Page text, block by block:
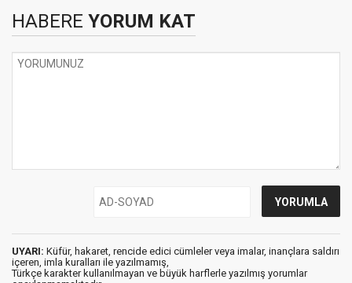
HABERE YORUM KAT
UYARI: Küfür, hakaret, rencide edici cümleler veya imalar, inançlara saldırı
içeren, imla kuralları ile yazılmamış,
Türkçe karakter kullanılmayan ve büyük harflerle yazılmış yorumlar